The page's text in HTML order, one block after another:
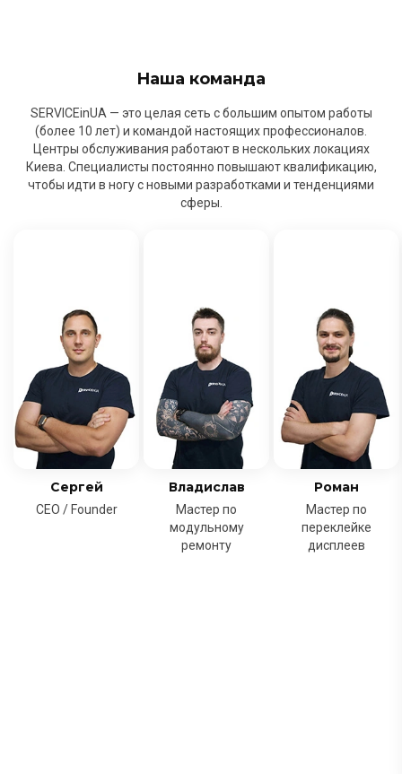
Наша команда
SERVICEinUA — это целая сеть с большим опытом работы
(более 10 лет) и командой настоящих профессионалов.
Центры обслуживания работают в нескольких локациях
Киева. Специалисты постоянно повышают квалификацию,
чтобы идти в ногу с новыми разработками и тенденциями
сферы.
Сергей
CEO / Founder
Владислав
Мастер по
модульному
ремонту
Роман
Мастер по
переклейке
дисплеев